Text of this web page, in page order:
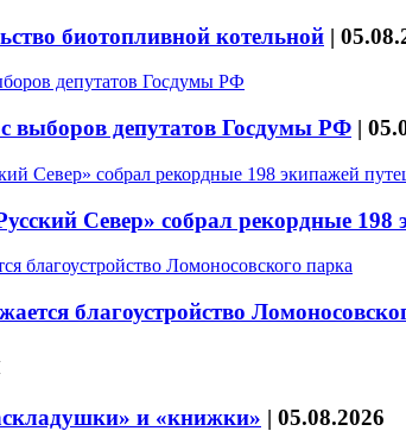
биотопливной котельной |
выборов депутатов Госдумы РФ |
Север» собрал рекордные 198
благоустройство
и «книжки» | 05.08.2026